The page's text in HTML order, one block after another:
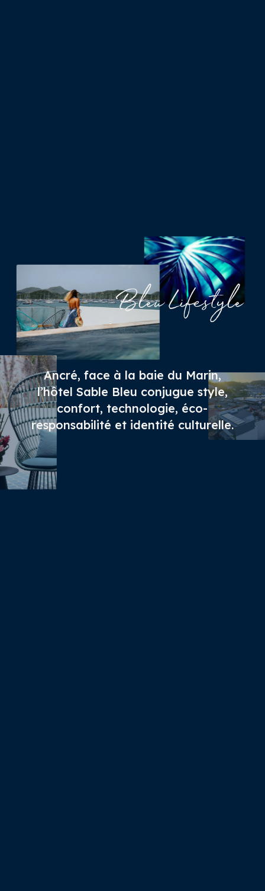
Bleu Lifestyle
Ancré, face à la baie du Marin,
l’hôtel Sable Bleu conjugue style,
confort, technologie, éco-
responsabilité et identité culturelle.